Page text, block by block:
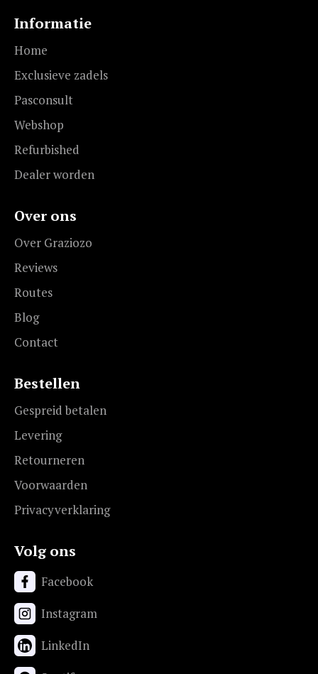
Informatie
Home
Exclusieve zadels
Pasconsult
Webshop
Refurbished
Dealer worden
Over ons
Over Graziozo
Reviews
Routes
Blog
Contact
Bestellen
Gespreid betalen
Levering
Retourneren
Voorwaarden
Privacyverklaring
Volg ons
Facebook
Instagram
LinkedIn